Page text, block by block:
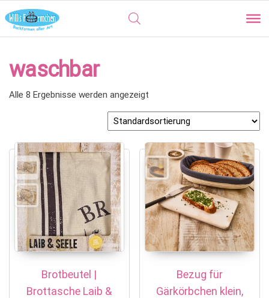
waschbar
Alle 8 Ergebnisse werden angezeigt
Brotbeutel |
Brottasche Laib &
Bezug für
Gärkörbchen klein,